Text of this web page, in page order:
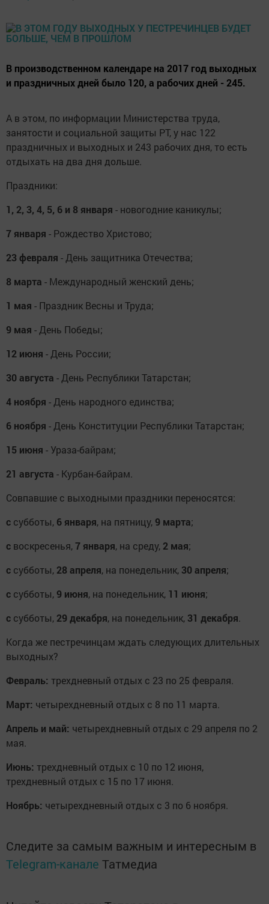
В производственном календаре на 2017 год выходных
и праздничных дней было 120, а рабочих дней - 245.
А в этом, по информации Министерства труда,
занятости и социальной защиты РТ, у нас 122
праздничных и выходных и 243 рабочих дня, то есть
отдыхать на два дня дольше.
Праздники:
1, 2, 3, 4, 5, 6 и 8 января - новогодние каникулы;
7 января - Рождество Христово;
23 февраля - День защитника Отечества;
8 марта - Международный женский день;
1 мая - Праздник Весны и Труда;
9 мая - День Победы;
12 июня - День России;
30 августа - День Республики Татарстан;
4 ноября - День народного единства;
6 ноября - День Конституции Республики Татарстан;
15 июня - Ураза-байрам;
21 августа - Курбан-байрам.
Совпавшие с выходными праздники переносятся:
с субботы, 6 января, на пятницу, 9 марта;
с воскресенья,7 января, на среду, 2 мая;
с субботы, 28 апреля, на понедельник, 30 апреля;
с субботы, 9 июня, на понедельник, 11 июня;
с субботы, 29 декабря, на понедельник, 31 декабря.
Когда же пестречинцам ждать следующих длительных
выходных?
Февраль: трехдневный отдых с 23 по 25 февраля.
Март: четырехдневный отдых с 8 по 11 марта.
Апрель и май: четырехдневный отдых с 29 апреля по 2
мая.
Июнь: трехдневный отдых с 10 по 12 июня,
трехдневный отдых с 15 по 17 июня.
Ноябрь: четырехдневный отдых с 3 по 6 ноября.
Следите за самым важным и интересным в
Telegram-канале Татмедиа